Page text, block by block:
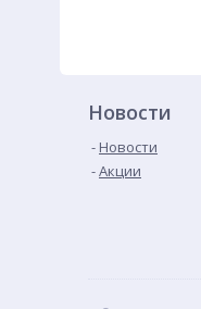
Новости
Новости
Акции